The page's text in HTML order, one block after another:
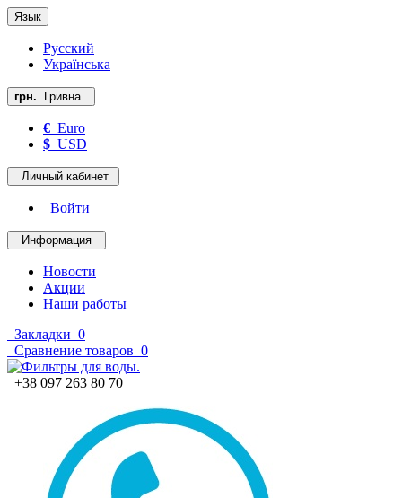
Язык
Русский
Українська
грн. Гривна
€ Euro
$ USD
Личный кабинет
Войти
Информация
Новости
Акции
Наши работы
Закладки 0
Сравнение товаров 0
+38 097 263 80 70